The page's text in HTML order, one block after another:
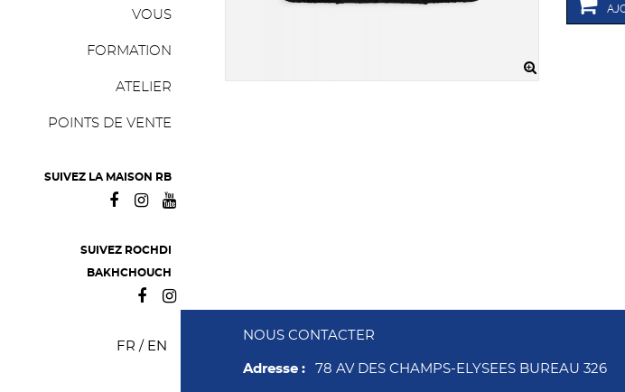
VOUS
FORMATION
ATELIER
POINTS DE VENTE
SUIVEZ LA MAISON RB
SUIVEZ ROCHDI
BAKHCHOUCH
FR / EN
NOUS CONTACTER
Adresse : 78 AV DES CHAMPS-ELYSEES BUREAU 326